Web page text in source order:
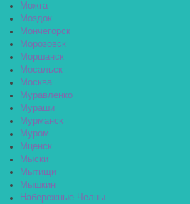
Можга
Моздок
Мончегорск
Морозовск
Моршанск
Мосальск
Москва
Муравленко
Мураши
Мурманск
Муром
Мценск
Мыски
Мытищи
Мышкин
Набережные Челны